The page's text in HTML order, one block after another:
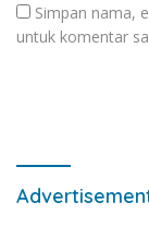
Simpan nama,
untuk komentar